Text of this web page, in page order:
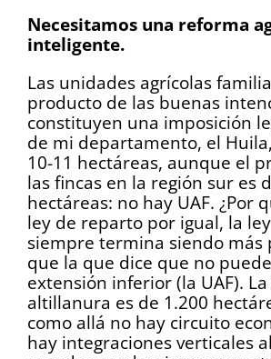
Necesitamos una reforma
inteligente.
Las unidades agrícolas
producto de las buenas
constituyen una imposición
de mi departamento, el
10-11 hectáreas, aunque el
las fincas en la región sur es
hectáreas: no hay UAF. ¿Por
ley de reparto por igual, la
siempre termina siendo más
que la que dice que no
extensión inferior (la UAF). La
altillanura es de 1.200
como allá no hay circuito
hay integraciones verticales